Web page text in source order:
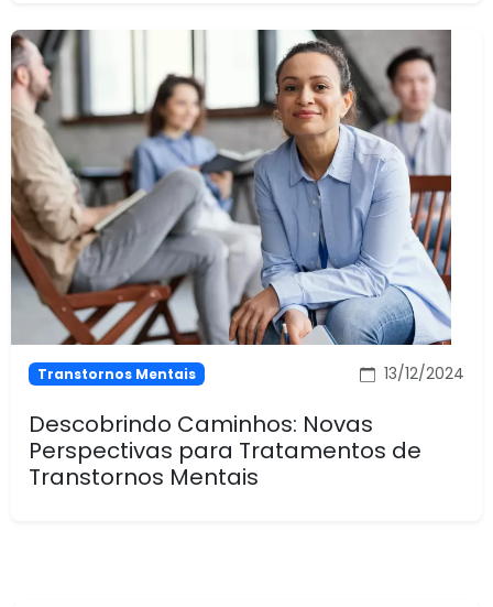
Transtornos Mentais 13/12/2024
Descobrindo Caminhos: Novas
Perspectivas para Tratamentos de
Transtornos Mentais